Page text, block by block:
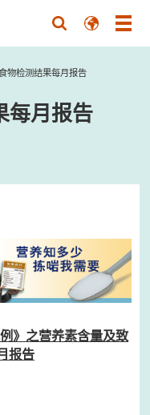
物检测结果每月报告
每月报告
》之营养素含量及致
报告